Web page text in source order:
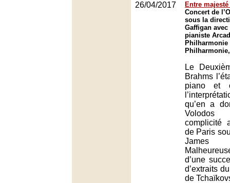
26/04/2017
Entre
Concert de
sous la
Gaffigan
pianiste
Philharmonie
Le
Brahms
piano et
qu’en a
complicité
de Paris
James
d’une
d’extraits
de